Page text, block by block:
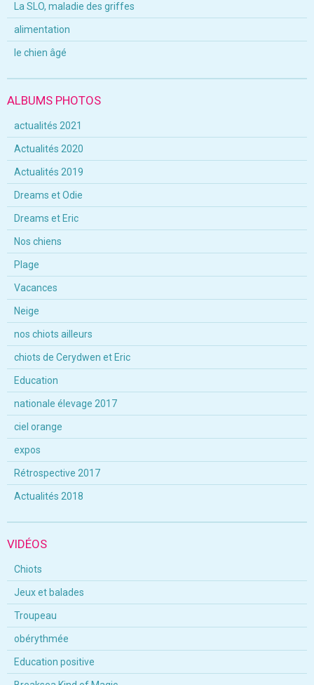
La SLO, maladie des griffes
alimentation
le chien âgé
ALBUMS PHOTOS
actualités 2021
Actualités 2020
Actualités 2019
Dreams et Odie
Dreams et Eric
Nos chiens
Plage
Vacances
Neige
nos chiots ailleurs
chiots de Cerydwen et Eric
Education
nationale élevage 2017
ciel orange
expos
Rétrospective 2017
Actualités 2018
VIDÉOS
Chiots
Jeux et balades
Troupeau
obérythmée
Education positive